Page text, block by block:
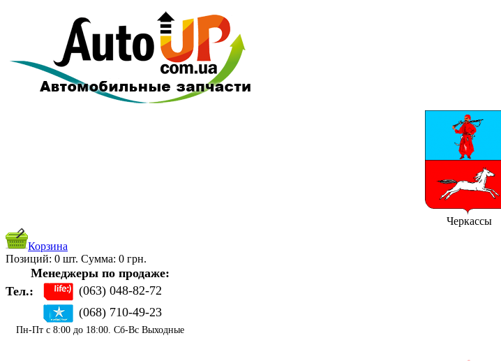
Черкассы
Корзина
Позиций: 0 шт. Cуммa: 0 грн.
Менеджеры по продаже:
Тел.:
(063) 048-82-72
(068) 710-49-23
Пн-Пт с 8:00 до 18:00. Сб-Вс Выходные